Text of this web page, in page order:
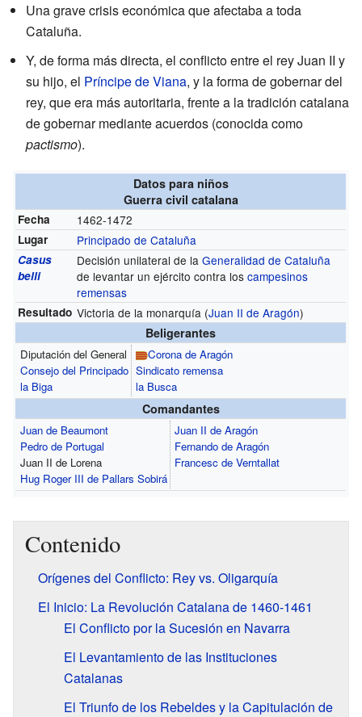
Una grave crisis económica que afectaba a toda
Cataluña.
Y, de forma más directa, el conflicto entre el rey Juan II y
su hijo, el Príncipe de Viana, y la forma de gobernar del
rey, que era más autoritaria, frente a la tradición catalana
de gobernar mediante acuerdos (conocida como
pactismo).
Datos para niños
Guerra civil catalana
Fecha 1462-1472
Lugar Principado de Cataluña
Casus
belli
Decisión unilateral de laGeneralidad de Cataluña
de levantar un ejército contra loscampesinos
remensas
Resultado Victoria de la monarquía (Juan II de Aragón)
Beligerantes
Diputación del General
Consejo del Principado
la Biga
Corona de Aragón
Sindicato remensa
la Busca
Comandantes
Juan de Beaumont
Pedro de Portugal
Juan II de Lorena
Hug Roger III de Pallars Sobirá
Juan II de Aragón
Fernando de Aragón
Francesc de Verntallat
Contenido
Orígenes del Conflicto: Rey vs. Oligarquía
El Inicio: La Revolución Catalana de 1460-1461
El Conflicto por la Sucesión en Navarra
El Levantamiento de las Instituciones
Catalanas
El Triunfo de los Rebeldes y la Capitulación de